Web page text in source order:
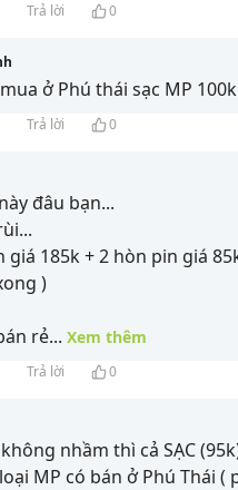
Trả lời 0
ở Phú thái sạc MP
Trả lời 0
đâu bạn...
giá 185k + 2 hòn pin giá
)
rẻ... Xem thêm
Trả lời 0
nhầm thì cả SẠC
MP có bán ở Phú Thái (